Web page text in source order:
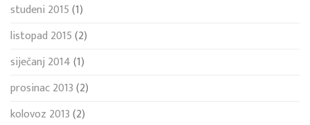
studeni 2015(1)
listopad 2015(2)
siječanj 2014(1)
prosinac 2013(2)
kolovoz 2013(2)